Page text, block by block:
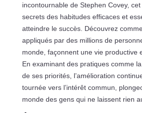
incontournable de Stephen Covey,
secrets des habitudes efficaces et
atteindre le succès. Découvrez
appliqués par des millions de
monde, façonnent une vie productive
En examinant des pratiques comme
de ses priorités, l’amélioration
tournée vers l’intérêt commun,
monde des gens qui ne laissent rien